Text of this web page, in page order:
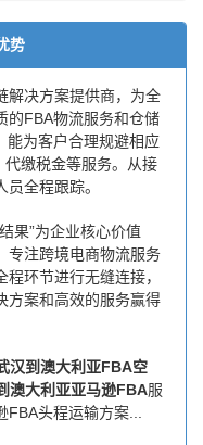
势
解决方案提供商，为全
的FBA物流服务和仓储
能为客户合理规避相应
代缴税金等服务。从接
全程跟踪。
果”为企业核心价值
专注跨境电商物流服务
环节进行无缝连接，
方案和高效的服务赢得
汉到澳大利亚FBA空
澳大利亚亚马逊FBA服
头程运输方案...